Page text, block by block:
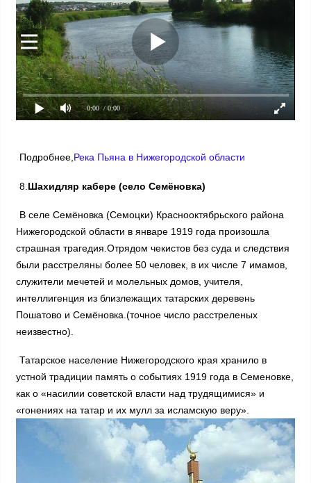
0:00 / 0:00
Подробнее,Река Пьяна в Нижегородской области
8. Шахидляр кабере (село Семёновка)
В селе Семёновка (Семоцки) Краснооктябрьского района
Нижегородской области в январе 1919 года произошла
страшная трагедия.Отрядом чекистов без суда и следствия
были расстреляны более 50 человек, в их числе 7 имамов,
служители мечетей и молельных домов, учителя,
интеллигенция из близлежащих татарских деревень
Пошатово и Семёновка.(точное число расстреленых
неизвестно).
Татарское население Нижегородского края хранило в
устной традиции память о событиях 1919 года в Семеновке,
как о «насилии советской власти над трудящимися» и
«гонениях на татар и их мулл за исламскую веру».